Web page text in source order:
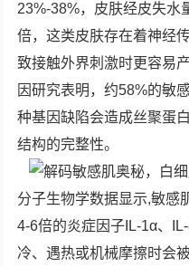
23%-38%，皮肤经皮失水
倍，这类皮肤存在着神经
致接触外界刺激时更容易
因研究表明，约58%的敏
种基因缺陷会造成丝聚蛋
结构的完整性。
分子生物学数据显示,敏感
4-6倍的炎症因子IL-1α、
冷、遇热或机械摩擦时会